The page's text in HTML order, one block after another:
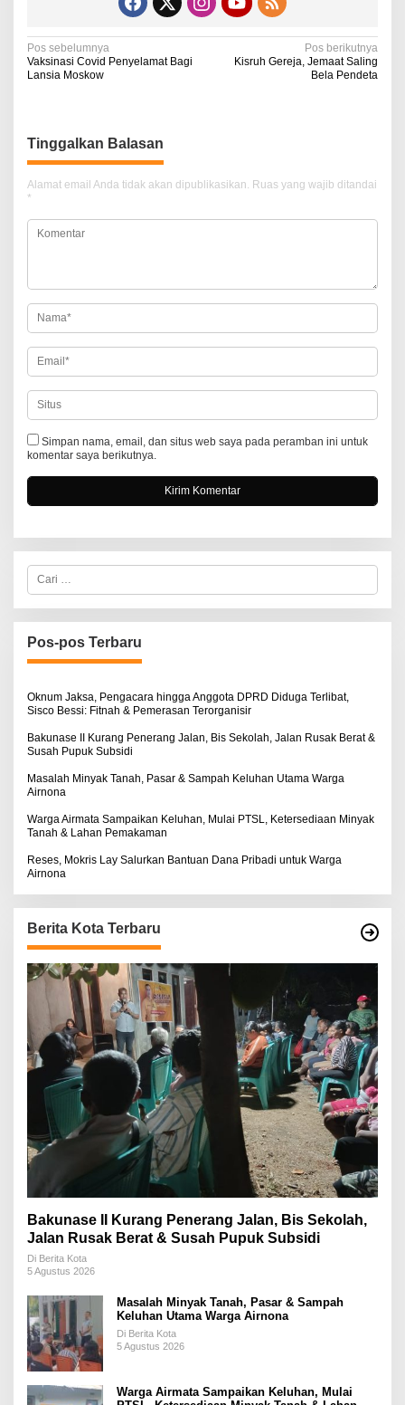
N
a
i
g
a
s
o
s
Pos sebelumnya
Vaksinasi Covid Penyelamat Bagi
Lansia Moskow
Pos berikutnya
Kisruh Gereja, Jemaat Saling
Bela Pendeta
Tinggalkan Balasan
Alamat email Anda tidak akan dipublikasikan. Ruas yang wajib ditandai
*
Simpan nama, email, dan situs web saya pada peramban ini untuk
komentar saya berikutnya.
C
r
i
u
n
u
:
Pos-pos Terbaru
Oknum Jaksa, Pengacara hingga Anggota DPRD Diduga Terlibat,
Sisco Bessi: Fitnah & Pemerasan Terorganisir
Bakunase II Kurang Penerang Jalan, Bis Sekolah, Jalan Rusak Berat &
Susah Pupuk Subsidi
Masalah Minyak Tanah, Pasar & Sampah Keluhan Utama Warga
Airnona
Warga Airmata Sampaikan Keluhan, Mulai PTSL, Ketersediaan Minyak
Tanah & Lahan Pemakaman
Reses, Mokris Lay Salurkan Bantuan Dana Pribadi untuk Warga
Airnona
Berita Kota Terbaru
Bakunase II Kurang Penerang Jalan, Bis Sekolah,
Jalan Rusak Berat & Susah Pupuk Subsidi
Di Berita Kota
5 Agustus 2026
Masalah Minyak Tanah, Pasar & Sampah
Keluhan Utama Warga Airnona
Di Berita Kota
5 Agustus 2026
Warga Airmata Sampaikan Keluhan, Mulai